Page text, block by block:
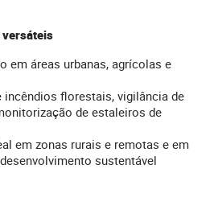
em áreas urbanas, agrícolas e
incêndios florestais, vigilância de
de estaleiros de
em zonas rurais e remotas e em
sustentável